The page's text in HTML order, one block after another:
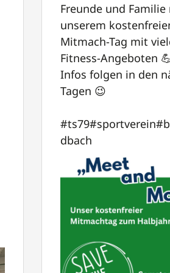
Freunde und Familie
unserem
Mitmach-Tag mit
Fitness-Angeboten
Infos folgen in den
Tagen 😉
#ts79#sportverein
dbach